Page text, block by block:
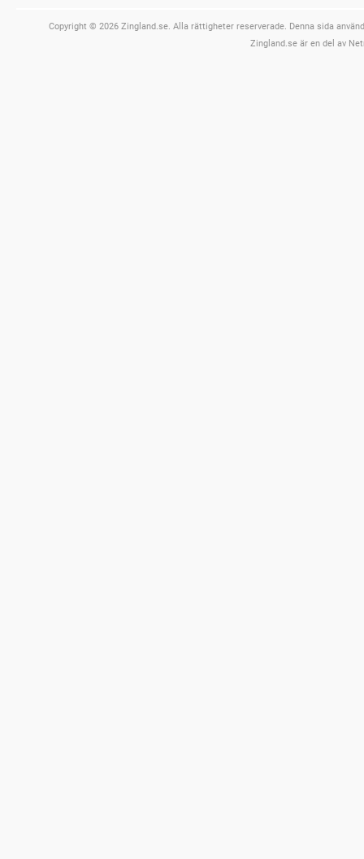
Copyright © 2026 Zingland.se. Alla rättigheter reserverade. Denna sida
Zingland.se är en del av